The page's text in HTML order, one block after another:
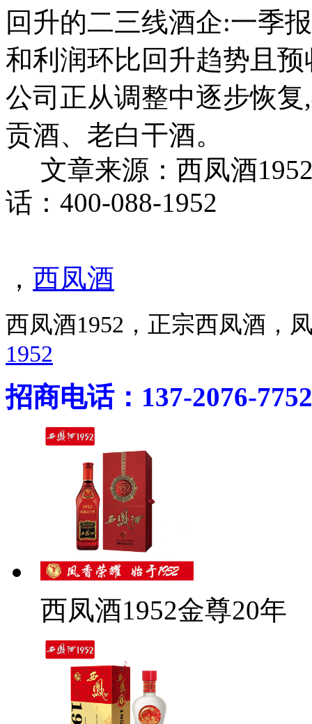
回升的二三线酒企:一季
和利润环比回升趋势且
公司正从调整中逐步恢
贡酒、老白干酒。
文章来源：西凤酒
话：400-088-1952
， 西凤酒
西凤酒1952，正宗西凤酒
1952
招商电话：137-2076-7752
西凤酒1952金尊20年